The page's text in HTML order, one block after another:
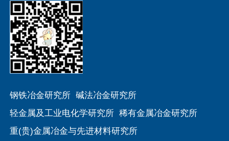
钢铁冶金研究所 碱法冶金研究所
轻金属及工业电化学研究所 稀有金属冶金研究所
重(贵)金属冶金与先进材料研究所